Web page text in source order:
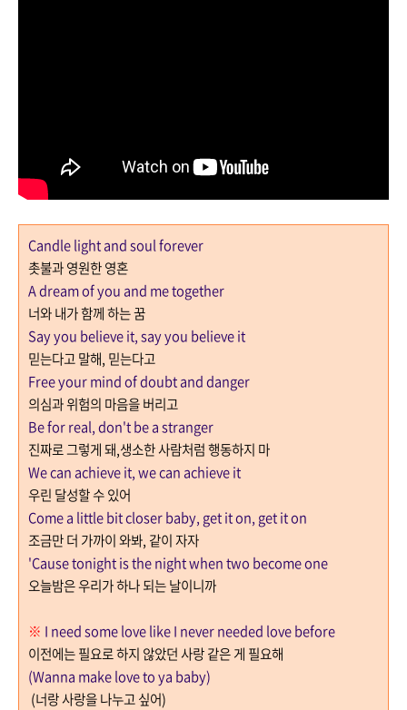
Candle light and soul forever
촛불과 영원한 영혼
A dream of you and me together
너와 내가 함께 하는 꿈
Say you believe it, say you believe it
믿는다고 말해, 믿는다고
Free your mind of doubt and danger
의심과 위험의 마음을 버리고
Be for real, don't be a stranger
진짜로 그렇게 돼,생소한 사람처럼 행동하지 마
We can achieve it, we can achieve it
우린 달성할 수 있어
Come a little bit closer baby, get it on, get it on
조금만 더 가까이 와봐, 같이 자자
'Cause tonight is the night when two become one
오늘밤은 우리가 하나 되는 날이니까
※ I need some love like I never needed love before
이전에는 필요로 하지 않았던 사랑 같은 게 필요해
(Wanna make love to ya baby)
(너랑 사랑을 나누고 싶어)